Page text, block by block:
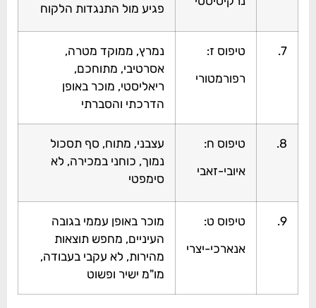
פגיע מול התנגדות הלקוח
טיפוס ז:
רפורמטורי
נמרץ, ממוקד מטרה,
אסרטיבי, מתוחכם,
ריאליסטי, מוכר באופן
הדרכתי והסברתי
טיפוס ח:
איובי-זאבי
עצבני, מתוח, סף תסכול
נמוך, כוחני במכירה, לא
סימפטי
טיפוס ט:
אנארכי-יצרי
מוכר באופן עממי בגובה
העיניים, מחפש תוצאות
מהירות, לא עקבי בעבודה,
מו"מ ישיר ופשוט